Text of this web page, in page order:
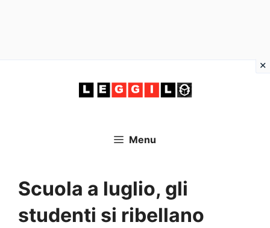
Menu
Scuola a luglio, gli
studenti si ribellano